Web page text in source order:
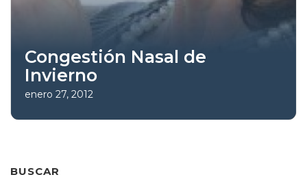
Congestión Nasal de
Invierno
enero 27, 2012
BUSCAR